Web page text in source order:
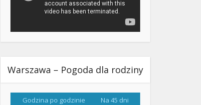
Warszawa – Pogoda dla rodziny
Godzina po godzinie Na 45 dni